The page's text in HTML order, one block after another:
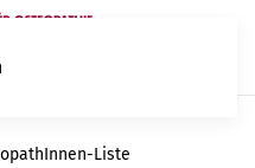
Liste